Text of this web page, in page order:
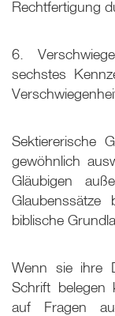
Rechtfertigung
6.
sechstes
Sektiererische
gewöhnlich
Gläubigen
biblische
Wenn sie ihre
Schrift belegen
auf Fragen